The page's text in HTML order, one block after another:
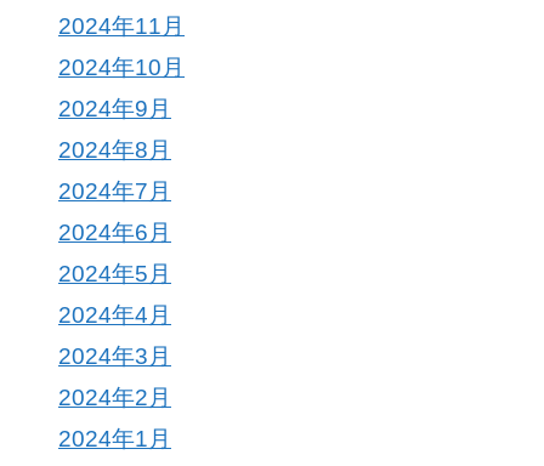
2024年11月
2024年10月
2024年9月
2024年8月
2024年7月
2024年6月
2024年5月
2024年4月
2024年3月
2024年2月
2024年1月